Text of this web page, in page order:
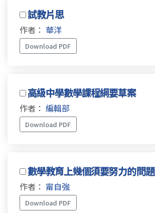
試教片思
作者： 華洋
Download PDF
高級中學數學課程綱要草案
作者： 編輯部
Download PDF
數學教育上幾個須要努力的問題
作者： 甯自強
Download PDF